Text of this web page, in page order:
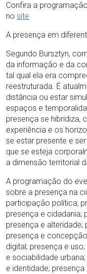
Confira a
no site
A presença em
Segundo Bursztyn,
da informação e da
tal qual ela era
reestruturada. É
distância ou estar
espaços e
presença se hibridiza,
experiência e os
se estar presente e
que se esteja
a dimensão territorial
A programação do
sobre a presença na
participação política;
presença e cidadania;
presença e alteridade;
presença e
digital; presença e
e sociabilidade
e identidade;